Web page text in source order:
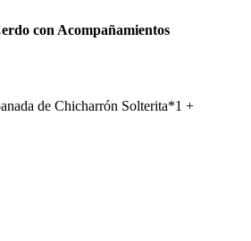
con Acompañamientos
de Chicharrón Solterita*1 +